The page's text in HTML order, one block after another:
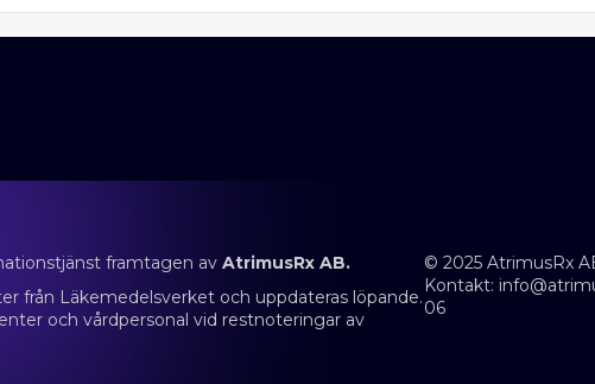
framtagen avAtrimusRx AB.
från Läkemedelsverket och uppdateras löpande.
och vårdpersonal vid restnoteringar av
© 2025 AtrimusRx
Kontakt:
06